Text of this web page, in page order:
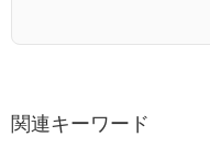
関連キーワード